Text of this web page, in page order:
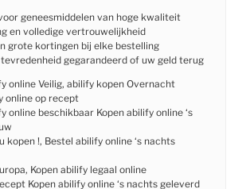
geneesmiddelen van hoge kwaliteit
en volledige vertrouwelijkheid
grote kortingen bij elke bestelling
gegarandeerd of uw geld terug
online Veilig, abilify kopen Overnacht
online op recept
online beschikbaar Kopen abilify online ‘s
kopen !, Bestel abilify online ‘s nachts
Kopen abilify legaal online
Kopen abilify online ‘s nachts geleverd